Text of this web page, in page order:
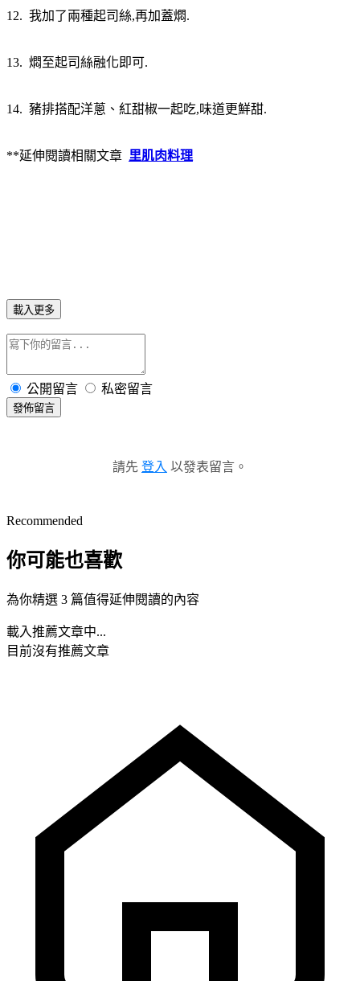
12. 我加了兩種起司絲,再加蓋燜.
13. 燜至起司絲融化即可.
14. 豬排搭配洋蔥、紅甜椒一起吃,味道更鮮甜.
**延伸閱讀相關文章 里肌肉料理
載入更多
公開留言 私密留言
發佈留言
請先 登入 以發表留言。
Recommended
你可能也喜歡
為你精選 3 篇值得延伸閱讀的內容
載入推薦文章中...
目前沒有推薦文章